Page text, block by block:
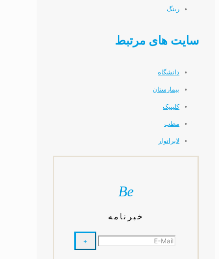
رینگ
سایت های مرتبط
دانشگاه
بیمارستان
کلینیک
مطب
لابراتوار
Be
خبرنامه